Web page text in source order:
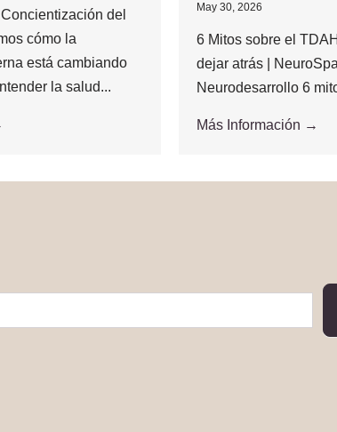
del
cómo la
está cambiando
la salud...
May 30, 2026
6 Mitos sobre el
dejar atrás |
Neurodesarrollo 6
Más Información →